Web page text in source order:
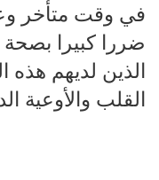
في وقت متأخر
ضررا كبيرا
الذين لديهم هذه
القلب والأوعية